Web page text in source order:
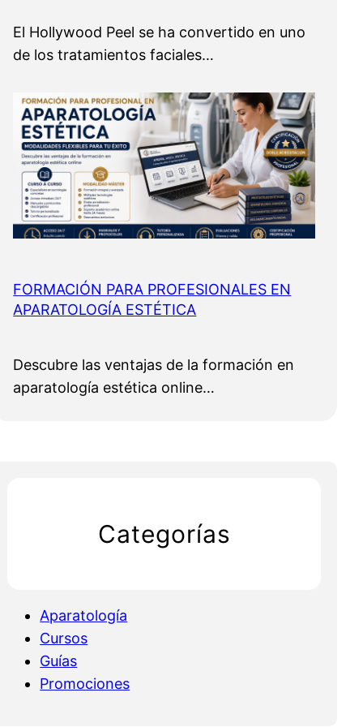
El Hollywood Peel se ha convertido en uno
de los tratamientos faciales…
FORMACIÓN PARA PROFESIONALES EN
APARATOLOGÍA ESTÉTICA
Descubre las ventajas de la formación en
aparatología estética online…
Categorías
Aparatología
Cursos
Guías
Promociones